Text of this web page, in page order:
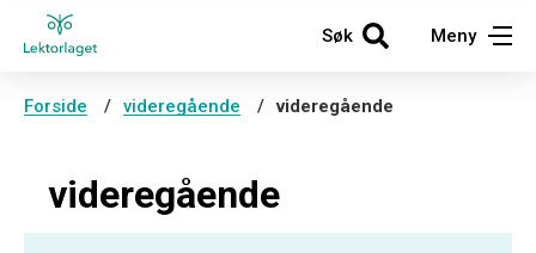
Søk Meny
Forside videregående videregående
videregående